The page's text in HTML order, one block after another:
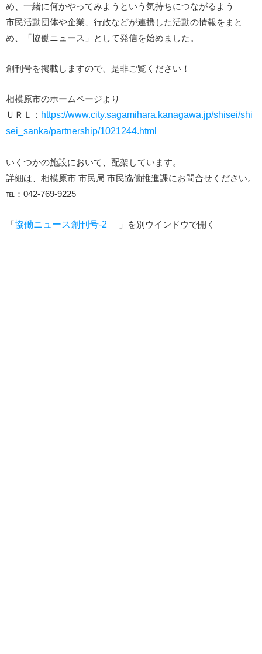
め、一緒に何かやってみようという気持ちにつながるよう
市民活動団体や企業、行政などが連携した活動の情報をまと
め、「協働ニュース」として発信を始めました。
創刊号を掲載しますので、是非ご覧ください！
相模原市のホームページより
ＵＲＬ： https://www.city.sagamihara.kanagawa.jp/shisei/shi
sei_sanka/partnership/1021244.html
いくつかの施設において、配架しています。
詳細は、相模原市 市民局 市民協働推進課にお問合せください。
℡：042-769-9225
「協働ニュース創刊号-2 」を別ウインドウで開く